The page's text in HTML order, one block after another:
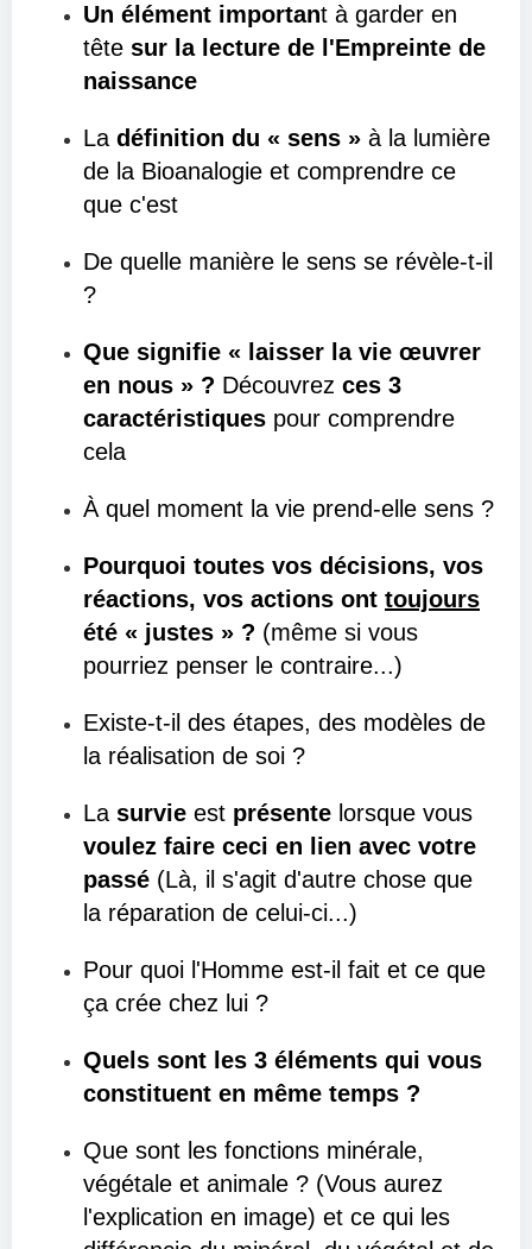
Un élément important à garder en
tête sur la lecture de l'Empreinte de
naissance
La définition du « sens » à la lumière
de la Bioanalogie et comprendre ce
que c'est
De quelle manière le sens se révèle-t-il
?
Que signifie « laisser la vie œuvrer
en nous » ? Découvrez ces 3
caractéristiques pour comprendre
cela
À quel moment la vie prend-elle sens ?
Pourquoi toutes vos décisions, vos
réactions, vos actions ont toujours
été « justes » ? (même si vous
pourriez penser le contraire...)
Existe-t-il des étapes, des modèles de
la réalisation de soi ?
La survie est présente lorsque vous
voulez faire ceci en lien avec votre
passé (Là, il s'agit d'autre chose que
la réparation de celui-ci...)
Pour quoi l'Homme est-il fait et ce que
ça crée chez lui ?
Quels sont les 3 éléments qui vous
constituent en même temps ?
Que sont les fonctions minérale,
végétale et animale ? (Vous aurez
l'explication en image) et ce qui les